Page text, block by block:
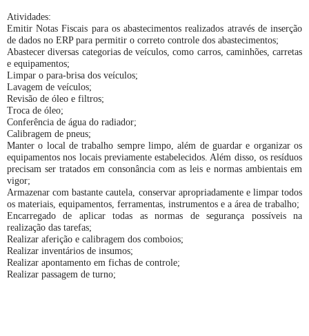
Atividades:
Emitir Notas Fiscais para os abastecimentos realizados através de inserção
de dados no ERP para permitir o correto controle dos abastecimentos;
Abastecer diversas categorias de veículos, como carros, caminhões, carretas
e equipamentos;
Limpar o para-brisa dos veículos;
Lavagem de veículos;
Revisão de óleo e filtros;
Troca de óleo;
Conferência de água do radiador;
Calibragem de pneus;
Manter o local de trabalho sempre limpo, além de guardar e organizar os
equipamentos nos locais previamente estabelecidos. Além disso, os resíduos
precisam ser tratados em consonância com as leis e normas ambientais em
vigor;
Armazenar com bastante cautela, conservar apropriadamente e limpar todos
os materiais, equipamentos, ferramentas, instrumentos e a área de trabalho;
Encarregado de aplicar todas as normas de segurança possíveis na
realização das tarefas;
Realizar aferição e calibragem dos comboios;
Realizar inventários de insumos;
Realizar apontamento em fichas de controle;
Realizar passagem de turno;